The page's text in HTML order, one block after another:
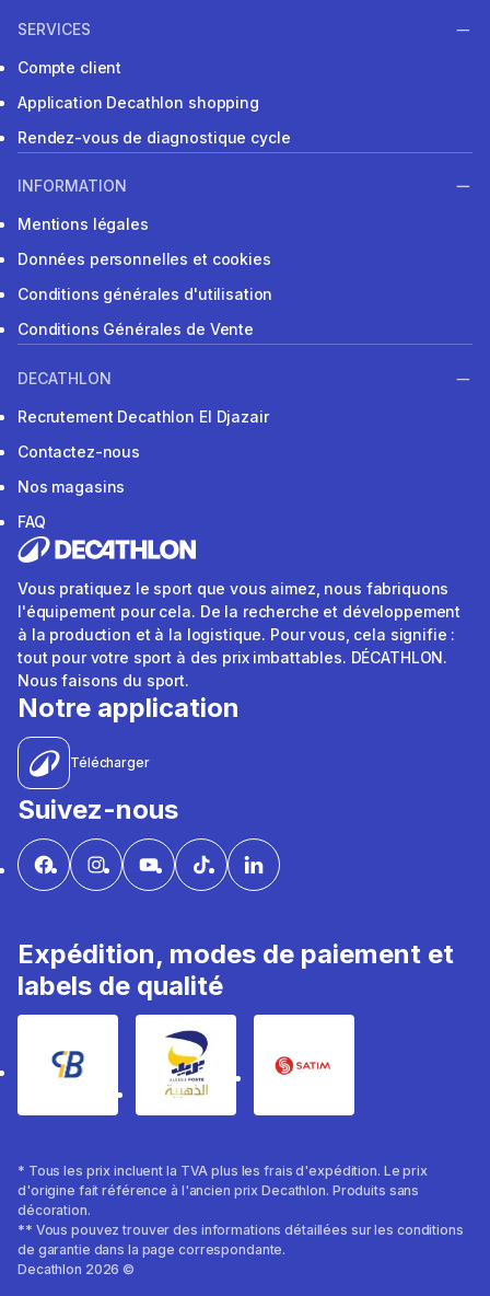
SERVICES
Compte client
Application Decathlon shopping
Rendez-vous de diagnostique cycle
INFORMATION
Mentions légales
Données personnelles et cookies
Conditions générales d'utilisation
Conditions Générales de Vente
DECATHLON
Recrutement Decathlon El Djazair
Contactez-nous
Nos magasins
FAQ
Vous pratiquez le sport que vous aimez, nous fabriquons
l'équipement pour cela. De la recherche et développement
à la production et à la logistique. Pour vous, cela signifie :
tout pour votre sport à des prix imbattables. DÉCATHLON.
Nous faisons du sport.
Notre application
Télécharger
Suivez-nous
Expédition, modes de paiement et
labels de qualité
* Tous les prix incluent la TVA plus les frais d'expédition. Le prix
d'origine fait référence à l'ancien prix Decathlon. Produits sans
décoration.
** Vous pouvez trouver des informations détaillées sur les conditions
de garantie dans la page correspondante.
Decathlon 2026 ©